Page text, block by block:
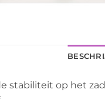
stabiliteit op het